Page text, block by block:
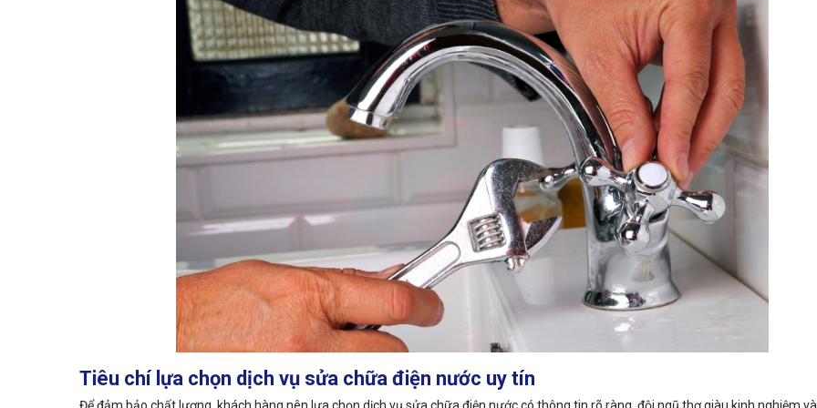
Tiêu chí lựa chọn dịch vụ sửa chữa điện nước uy tín